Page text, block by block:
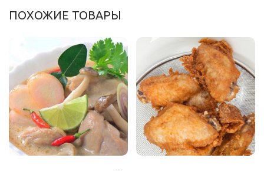
ПОХОЖИЕ ТОВАРЫ